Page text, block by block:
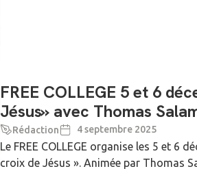
FREE COLLEGE 5 et 6
Jésus» avec Thomas
Rédaction 4 septembre 2025
Le FREE COLLEGE organise les 5 et 6
croix de Jésus ». Animée par Thomas